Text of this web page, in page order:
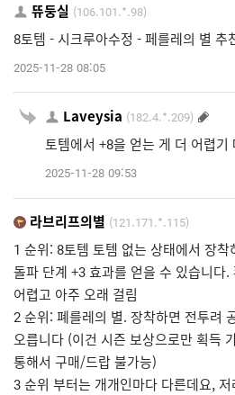
뜌둥실 (106.101.*.98)
8토템 - 시크루아수정 - 페를레의 별 추
2025-11-28 08:05
Laveysia (182.4.*.209)
토템에서 +8을 얻는 게 더 어렵기
2025-11-28 09:53
라브리프의별 (121.171.*.115)
1 순위: 8토템 토템 없는 상태에서 장
돌파 단계 +3 효과를 얻을 수 있습니다
어렵고 아주 오래 걸림
2 순위: 폐를레의 별. 장착하면 전투려
오릅니다 (이건 시즌 보상으로만 획득
통해서 구매/드랍 불가능)
3 순위 부터는 개개인마다 다른데요,